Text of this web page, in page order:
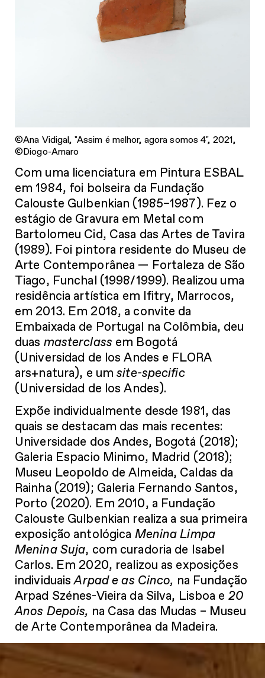
©Ana Vidigal, "Assim é melhor, agora somos 4", 2021,
©Diogo-Amaro
Com uma licenciatura em Pintura ESBAL
em 1984, foi bolseira da Fundação
Calouste Gulbenkian (1985–1987). Fez o
estágio de Gravura em Metal com
Bartolomeu Cid, Casa das Artes de Tavira
(1989). Foi pintora residente do Museu de
Arte Contemporânea — Fortaleza de São
Tiago, Funchal (1998/1999). Realizou uma
residência artística em Ifitry, Marrocos,
em 2013. Em 2018, a convite da
Embaixada de Portugal na Colômbia, deu
duas masterclassem Bogotá
(Universidad de los Andes e FLORA
ars+natura), e umsite-specific
(Universidad de los Andes).
Expõe individualmente desde 1981, das
quais se destacam das mais recentes:
Universidade dos Andes, Bogotá (2018);
Galeria Espacio Minimo, Madrid (2018);
Museu Leopoldo de Almeida, Caldas da
Rainha (2019); Galeria Fernando Santos,
Porto (2020). Em 2010, a Fundação
Calouste Gulbenkian realiza a sua primeira
exposição antológica Menina Limpa
Menina Suja, com curadoria de Isabel
Carlos. Em 2020, realizou as exposições
individuaisArpad e as Cinco, na Fundação
Arpad Szénes-Vieira da Silva, Lisboa e 20
Anos Depois, na Casa das Mudas – Museu
de Arte Contemporânea da Madeira.